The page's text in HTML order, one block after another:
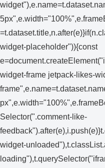
widget-placeholder")){const
widget-frame jetpack-likes-
Selector(".comment-like-
widget-